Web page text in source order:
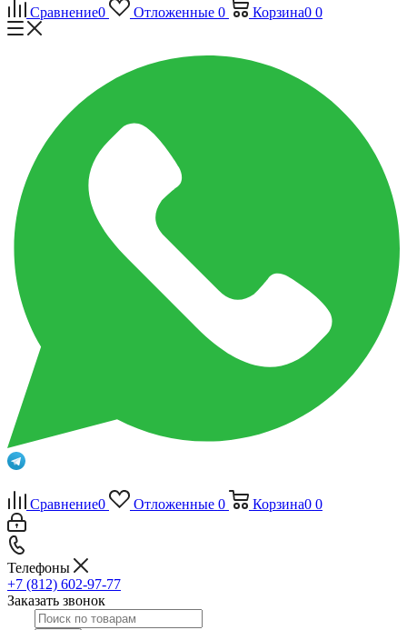
Сравнение0 Отложенные 0 Корзина0 0
Сравнение0 Отложенные 0 Корзина0 0
Телефоны
+7 (812) 602-97-77
Заказать звонок